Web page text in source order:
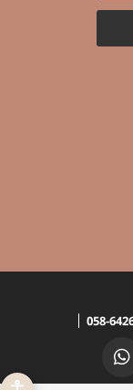
058-